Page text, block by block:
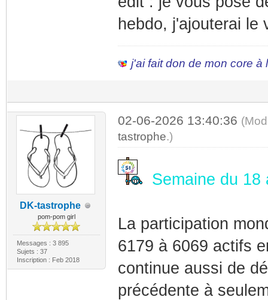
hebdo, j'ajouterai le
j'ai fait don de mon core à
DK-tastrophe
pom-pom girl
Messages : 3 895
Sujets : 37
Inscription : Feb 2018
02-06-2026 13:40:36
tastrophe.)
Semaine du 18
La participation
6179 à 6069 actifs
continue aussi de
précédente à